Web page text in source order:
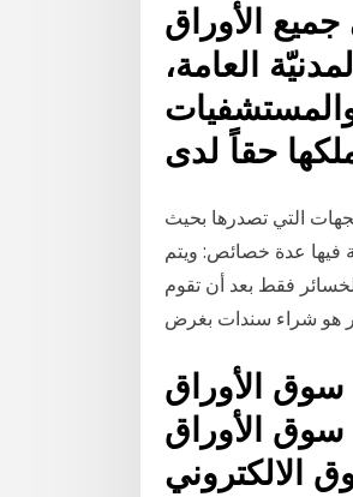
جميع الأوراق
العامة،
حقاً لدى
التي تصدرها بحيث
فيها عدة خصائص: ويتم
فقط بعد أن تقوم
هو شراء سندات بغرض
سوق الأوراق
سوق الأوراق